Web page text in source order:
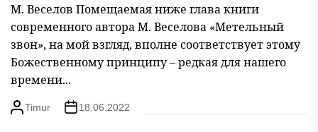
М. Веселов Помещаемая ниже глава книги
современного автора М. Веселова «Метельный
звон», на мой взгляд, вполне соответствует этому
Божественному принципу – редкая для нашего
времени...
Timur 18.06.2022